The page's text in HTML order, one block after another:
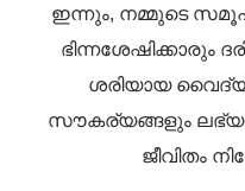
ഇന്നും, നമ്മുടെ
ഭിന്നശേഷിക്കാരും
ശരിയായ
സൗകര്യങ്ങളും
ജീവിതം